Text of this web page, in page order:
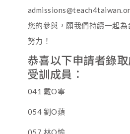
您的參與，願我們持續一起
努力！
恭喜以下申請者錄
受訓成員：
041 戴O寧
054 劉O蘋
057 林O愉